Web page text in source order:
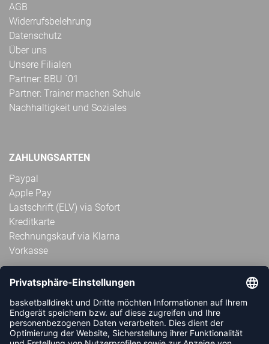
AGB
Widerrufsbelehrung
Datenschutz
Über uns
Unsere Filialen
Partner: BBU ´01
Partner: Trainer machen Schule
Nachhaltigkeit und Soziales
ZAHLUNGSARTEN
Paypal
Apple Pay
Lastschrift (ELV) via Sofort
Kreditkarte
Rechnungskauf via Klarna
Vorkasse
ABONNIERE JETZT DEN KOSTENLOSEN
HANDBALLDIREKT-NEWSLETTER UND VERPASSE KEINE
NEUIGKEIT ODER AKTION MEHR.